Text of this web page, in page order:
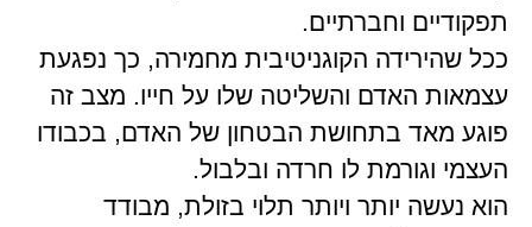
תפקודיים וחברתיים.
ככל שהירידה הקוגניטיבית מחמירה, כך נפגעת
עצמאות האדם והשליטה שלו על חייו. מצב זה
פוגע מאד בתחושת הבטחון של האדם, בכבודו
העצמי וגורמת לו חרדה ובלבול.
הוא נעשה יותר ויותר תלוי בזולת, מבודד